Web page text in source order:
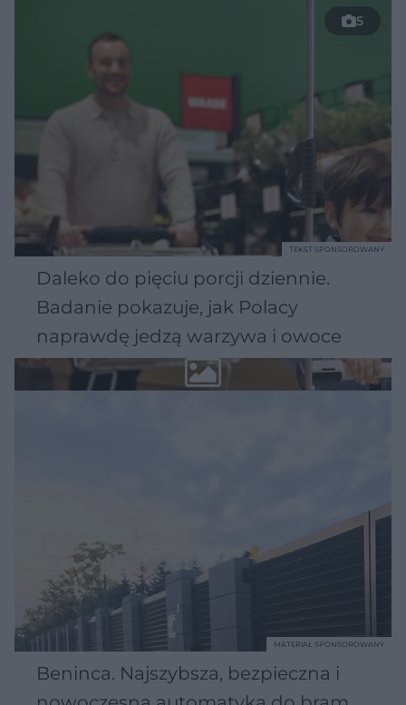
5
Daleko do pięciu porcji dziennie.
Badanie pokazuje, jak Polacy
naprawdę jedzą warzywa i owoce
TEKST SPONSOROWANY
Beninca. Najszybsza, bezpieczna i
MATERIAŁ SPONSOROWANY